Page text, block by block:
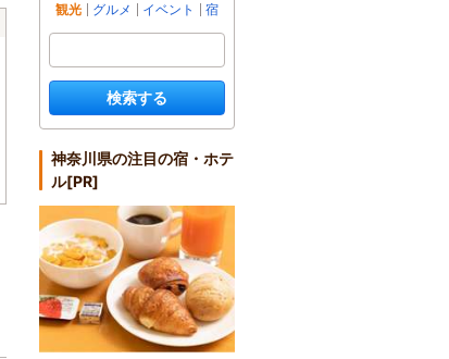
観光 グルメ イベント 宿
検索する
神奈川県の注目の宿・ホテ
ル[PR]